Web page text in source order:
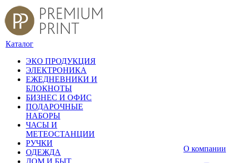
Каталог
ЭКО ПРОДУКЦИЯ
ЭЛЕКТРОНИКА
ЕЖЕДНЕВНИКИ И
БЛОКНОТЫ
БИЗНЕС И ОФИС
ПОДАРОЧНЫЕ
НАБОРЫ
ЧАСЫ И
МЕТЕОСТАНЦИИ
РУЧКИ
ОДЕЖДА
ДОМ И БЫТ
О компании